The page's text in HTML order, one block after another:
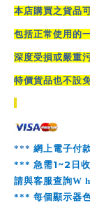
本店購買之貨品
包括正常使用的
深度受損或嚴重
特價貨品也不設
*** 網上電子付
*** 急需1~2 日
請與客服查詢W
*** 每個顯示器